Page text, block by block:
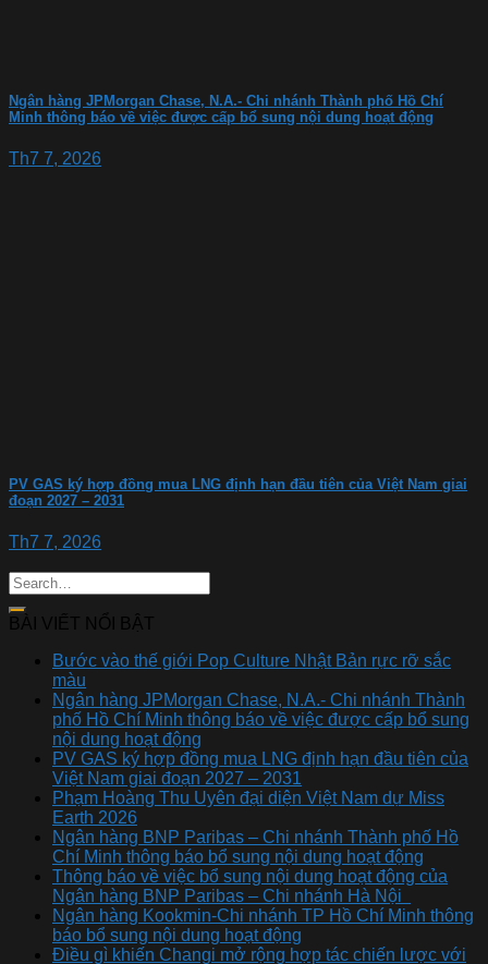
Ngân hàng JPMorgan Chase, N.A.- Chi nhánh Thành phố Hồ Chí
Minh thông báo về việc được cấp bổ sung nội dung hoạt động
Th7 7, 2026
PV GAS ký hợp đồng mua LNG định hạn đầu tiên của Việt Nam giai
đoạn 2027 – 2031
Th7 7, 2026
BÀI VIẾT NỔI BẬT
Bước vào thế giới Pop Culture Nhật Bản rực rỡ sắc
màu
Ngân hàng JPMorgan Chase, N.A.- Chi nhánh Thành
phố Hồ Chí Minh thông báo về việc được cấp bổ sung
nội dung hoạt động
PV GAS ký hợp đồng mua LNG định hạn đầu tiên của
Việt Nam giai đoạn 2027 – 2031
Phạm Hoàng Thu Uyên đại diện Việt Nam dự Miss
Earth 2026
Ngân hàng BNP Paribas – Chi nhánh Thành phố Hồ
Chí Minh thông báo bổ sung nội dung hoạt động
Thông báo về việc bổ sung nội dung hoạt động của
Ngân hàng BNP Paribas – Chi nhánh Hà Nội
Ngân hàng Kookmin-Chi nhánh TP Hồ Chí Minh thông
báo bổ sung nội dung hoạt động
Điều gì khiến Changi mở rộng hợp tác chiến lược với